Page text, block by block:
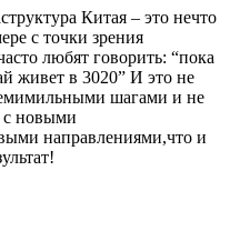
Китая – это нечто
с точки зрения
любят говорить: “пока
живет в 3020” И это не
шагами и не
с новыми
направлениями,что и